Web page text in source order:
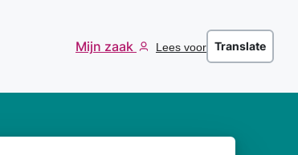
Mijn zaak Lees voor Translate